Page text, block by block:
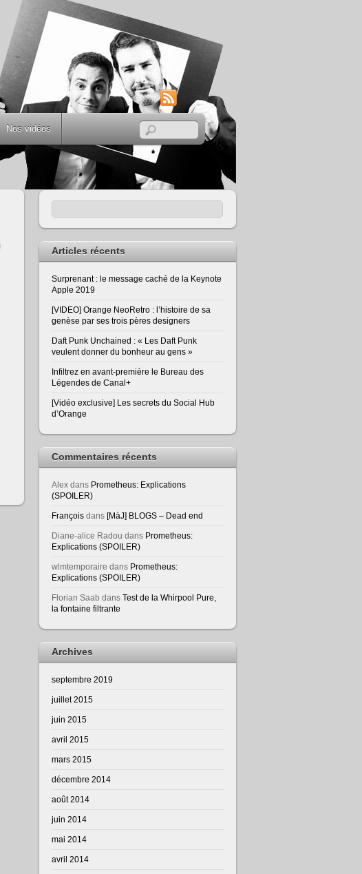
RSS
Nos vidéos
Articles récents
Surprenant : le message caché de la Keynote
Apple 2019
[VIDEO] Orange NeoRetro : l’histoire de sa
genèse par ses trois pères designers
Daft Punk Unchained : « Les Daft Punk
veulent donner du bonheur au gens »
Infiltrez en avant-première le Bureau des
Légendes de Canal+
[Vidéo exclusive] Les secrets du Social Hub
d’Orange
Commentaires récents
Alex dans Prometheus: Explications
(SPOILER)
François dans [MàJ] BLOGS – Dead end
Diane-alice Radou dans Prometheus:
Explications (SPOILER)
wlmtemporaire dans Prometheus:
Explications (SPOILER)
Florian Saab dans Test de la Whirpool Pure,
la fontaine filtrante
Archives
septembre 2019
juillet 2015
juin 2015
avril 2015
mars 2015
décembre 2014
août 2014
juin 2014
mai 2014
avril 2014